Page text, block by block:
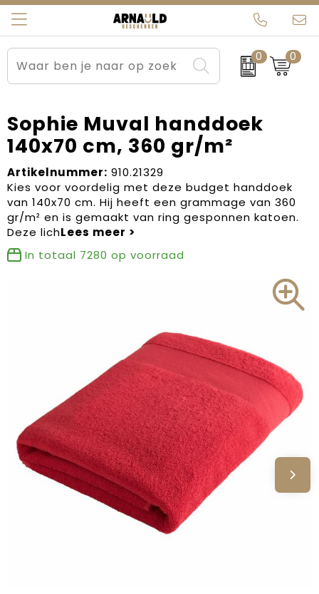
0 0
Relatiegeschenken
Sportkleding
Werkkleding
Kleding en textiel
Tassen
Beurs en Evenementen
Brievenbuspakketten
Carnaval
Dag van de Zorg
Kerstartikelen
Kerstpakketten
Verjaardagen
Voetbal, EK en WK
Voor de bouw
Zomergeschenken
Zomerpakketten
Arnauld Kerstpakketten
MijnEigenKadootje
Ons team
Contact
Blogs
Sophie Muval handdoek
140x70 cm, 360 gr/m²
Artikelnummer: 910.21329
Kies voor voordelig met deze budget handdoek
van 140x70 cm. Hij heeft een grammage van 360
gr/m² en is gemaakt van ring gesponnen katoen.
Deze lich
In totaal 7280 op voorraad